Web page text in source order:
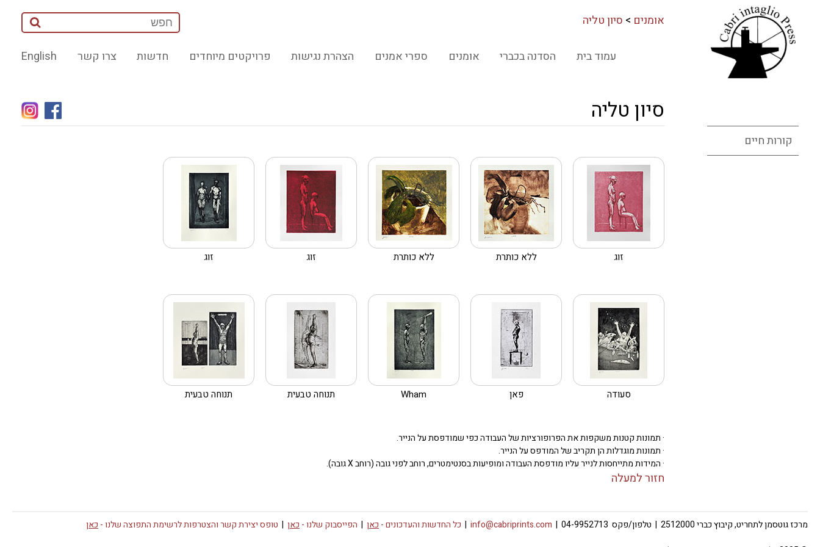
אומנים > סיון טליה
English צרו קשר חדשות פרויקטים מיוחדים הצהרת נגישות ספרי אמנים אומנים הסדנה בכברי עמוד בית
סיון טליה
זוג ללא כותרת ללא כותרת זוג זוג
סעודה פאן Wham תנוחה טבעית תנוחה טבעית
· תמונות קטנות משקפות את הפרופורציות של העבודה כפי שמודפסת על הנייר.
· תמונות מוגדלות הן תקריב של המודפס על הנייר.
· המידות מתייחסות לנייר עליו מודפסת העבודה ומופיעות בסנטימטרים, רוחב לפני גובה (רוחב X גובה).
חזור למעלה
קורות חיים
מרכז גוטסמן לתחריט, קיבוץ כברי 2512000 | טלפון/פקס 04-9952713 | info@cabriprints.com
| כל החדשות והעדכונים - כאן | הפייסבוק שלנו - כאן | טופס יצירת קשר והצטרפות לרשימת התפוצה שלנו - כאן